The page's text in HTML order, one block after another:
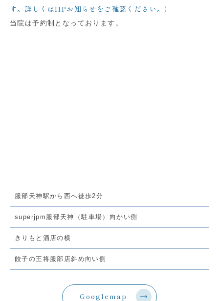
す。詳しくはHPお知らせをご確認ください。）
当院は予約制となっております。
服部天神駅から西へ徒歩2分
superjpm服部天神（駐車場）向かい側
きりもと酒店の横
餃子の王将服部店斜め向い側
Googlemap